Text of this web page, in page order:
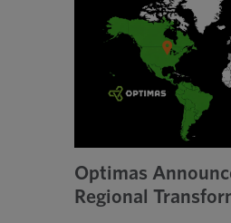
Optimas
Regional